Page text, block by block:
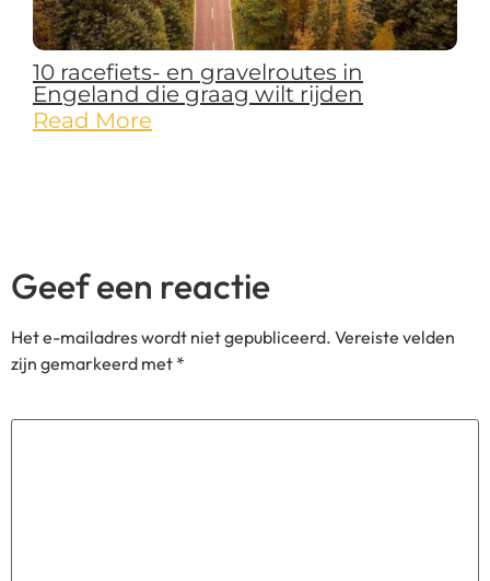
10 racefiets- en gravelroutes in
Engeland die graag wilt rijden
Read More
Geef een reactie
Het e-mailadres wordt niet gepubliceerd. Vereiste velden
zijn gemarkeerd met *